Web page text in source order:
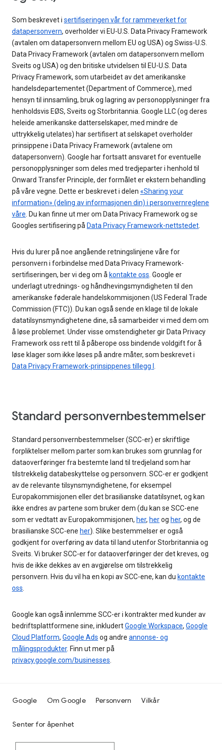
Som beskrevet i sertifiseringen vår for rammeverket for
datapersonvern, overholder vi EU-U.S. Data Privacy Framework
(avtalen om datapersonvern mellom EU og USA) og Swiss-U.S.
Data Privacy Framework (avtalen om datapersonvern mellom
Sveits og USA) og den britiske utvidelsen til EU-U.S. Data
Privacy Framework, som utarbeidet av det amerikanske
handelsdepartementet (Department of Commerce), med
hensyn til innsamling, bruk og lagring av personopplysninger fra
henholdsvis EØS, Sveits og Storbritannia. Google LLC (og deres
heleide amerikanske datterselskaper, med mindre de
uttrykkelig utelates) har sertifisert at selskapet overholder
prinsippene i Data Privacy Framework (avtalene om
datapersonvern). Google har fortsatt ansvaret for eventuelle
personopplysninger som deles med tredjeparter i henhold til
Onward Transfer Principle, der formålet er ekstern behandling
på våre vegne. Dette er beskrevet i delen «Sharing your
information» (deling av informasjonen din) i personvernreglene
våre. Du kan finne ut mer om Data Privacy Framework og se
Googles sertifisering på Data Privacy Framework-nettstedet.
Hvis du lurer på noe angående retningslinjene våre for
personvern i forbindelse med Data Privacy Framework-
sertifiseringen, ber vi deg om å kontakte oss. Google er
underlagt utrednings- og håndhevingsmyndigheten til den
amerikanske føderale handelskommisjonen (US Federal Trade
Commission (FTC)). Du kan også sende en klage til de lokale
datatilsynsmyndighetene dine, så samarbeider vi med dem om
å løse problemet. Under visse omstendigheter gir Data Privacy
Framework oss rett til å påberope oss bindende voldgift for å
løse klager som ikke løses på andre måter, som beskrevet i
Data Privacy Framework-prinsippenes tillegg I .
Standard personvernbestemmelser
Standard personvernbestemmelser (SCC-er) er skriftlige
forpliktelser mellom parter som kan brukes som grunnlag for
dataoverføringer fra bestemte land til tredjeland som har
tilstrekkelig databeskyttelse og personvern. SCC-er er godkjent
av de relevante tilsynsmyndighetene, for eksempel
Europakommisjonen eller det brasilianske datatilsynet, og kan
ikke endres av partene som bruker dem (du kan se SCC-ene
som er vedtatt av Europakommisjonen, her, herog her, og de
brasilianske SCC-ene her). Slike bestemmelser er også
godkjent for overføring av data til land utenfor Storbritannia og
Sveits. Vi bruker SCC-er for dataoverføringer der det kreves, og
hvis de ikke dekkes av en avgjørelse om tilstrekkelig
personvern. Hvis du vil ha en kopi av SCC-ene, kan du kontakte
oss.
Google kan også innlemme SCC-er i kontrakter med kunder av
bedriftsplattformene sine, inkludertGoogle Workspace, Google
Cloud Platform, Google Ads og andre annonse- og
målingsprodukter. Finn ut mer på
privacy.google.com/businesses.
Google Om Google Personvern Vilkår
Senter for åpenhet